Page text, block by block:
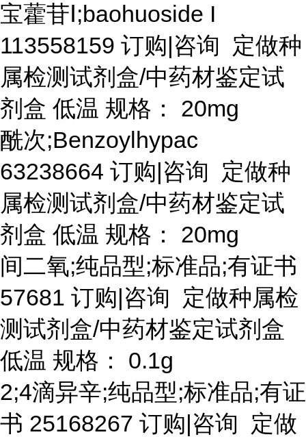
宝藿苷Ⅰ;baohuoside I
113558159 订购|咨询 定做种
属检测试剂盒/中药材鉴定试
剂盒 低温 规格： 20mg
酰次;Benzoylhypac
63238664 订购|咨询 定做种
属检测试剂盒/中药材鉴定试
剂盒 低温 规格： 20mg
间二氧;纯品型;标准品;有证书
57681 订购|咨询 定做种属检
测试剂盒/中药材鉴定试剂盒
低温 规格： 0.1g
2;4滴异辛;纯品型;标准品;有证
书 25168267 订购|咨询 定做